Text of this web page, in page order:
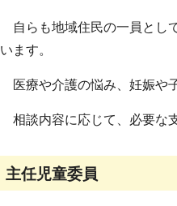
自らも地域住民の一員とし
います。
医療や介護の悩み、妊娠や
相談内容に応じて、必要な
主任児童委員